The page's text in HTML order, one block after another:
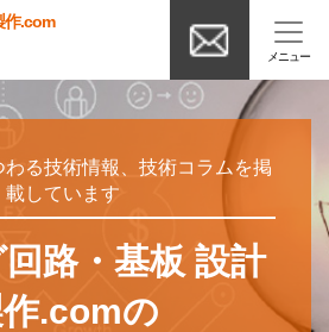
作.com
わる技術情報、技術コラムを掲
載しています
路・基板 設計
.comの